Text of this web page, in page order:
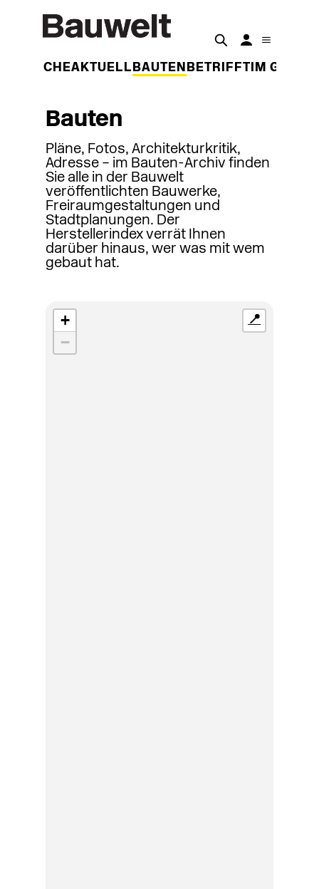
WOCHEAKTUELL BAUTEN BETRIFFT IM
Bauten
Pläne, Fotos, Architekturkritik,
Adresse – im Bauten-Archiv finden
Sie alle in der Bauwelt
veröffentlichten Bauwerke,
Freiraumgestaltungen und
Stadtplanungen. Der
Herstellerindex verrät Ihnen
darüber hinaus, wer was mit wem
gebaut hat.
+
−
📍